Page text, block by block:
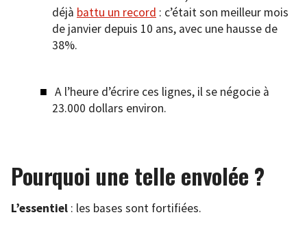
déjà battu un record : c’était son meilleur mois
de janvier depuis 10 ans, avec une hausse de
38%.
A l’heure d’écrire ces lignes, il se négocie à
23.000 dollars environ.
Pourquoi une telle envolée ?
L’essentiel : les bases sont fortifiées.